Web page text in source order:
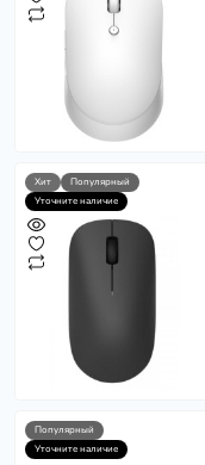
Хит
Популярный
Уточните наличие
Популярный
Уточните наличие